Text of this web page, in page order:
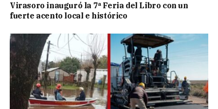
Virasoro inauguró la 7ª Feria del Libro con un
fuerte acento local e histórico